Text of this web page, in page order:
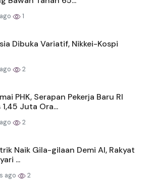
1
Dibuka Variatif, Nikkei-Kospi
2
PHK, Serapan Pekerja Baru RI
Juta Ora...
2
Naik Gila-gilaan Demi AI, Rakyat
...
ago 2